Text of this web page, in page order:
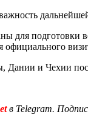
для
официального
и Чехии
в Telegram.